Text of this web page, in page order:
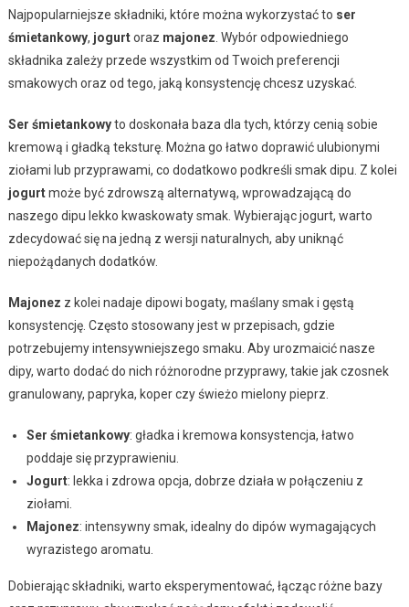
Najpopularniejsze składniki, które można wykorzystać to ser
śmietankowy, jogurtoraz majonez . Wybór odpowiedniego
składnika zależy przede wszystkim od Twoich preferencji
smakowych oraz od tego, jaką konsystencję chcesz uzyskać.
Ser śmietankowyto doskonała baza dla tych, którzy cenią sobie
kremową i gładką teksturę. Można go łatwo doprawić ulubionymi
ziołami lub przyprawami, co dodatkowo podkreśli smak dipu. Z kolei
jogurtmoże być zdrowszą alternatywą, wprowadzającą do
naszego dipu lekko kwaskowaty smak. Wybierając jogurt, warto
zdecydować się na jedną z wersji naturalnych, aby uniknąć
niepożądanych dodatków.
Majonez z kolei nadaje dipowi bogaty, maślany smak i gęstą
konsystencję. Często stosowany jest w przepisach, gdzie
potrzebujemy intensywniejszego smaku. Aby urozmaicić nasze
dipy, warto dodać do nich różnorodne przyprawy, takie jak czosnek
granulowany, papryka, koper czy świeżo mielony pieprz.
Ser śmietankowy: gładka i kremowa konsystencja, łatwo
poddaje się przyprawieniu.
Jogurt: lekka i zdrowa opcja, dobrze działa w połączeniu z
ziołami.
Majonez: intensywny smak, idealny do dipów wymagających
wyrazistego aromatu.
Dobierając składniki, warto eksperymentować, łącząc różne bazy